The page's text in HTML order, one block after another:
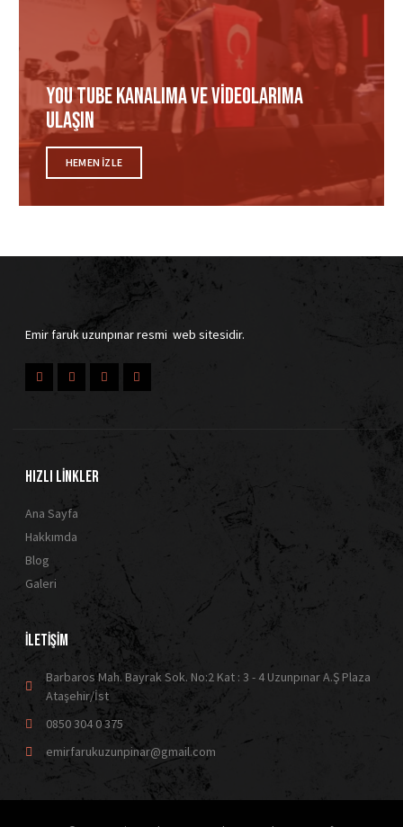
You tube Kanalıma ve videolarıma
ulaşın
HEMEN IZLE
Emir faruk uzunpınar resmi web sitesidir.
HIZLI LİNKLER
Ana Sayfa
Hakkımda
Blog
Galeri
İLETİŞİM
Barbaros Mah. Bayrak Sok. No:2 Kat : 3 - 4 Uzunpınar A.Ş Plaza
Ataşehir/İst
0850 304 0 375
emirfarukuzunpinar@gmail.com